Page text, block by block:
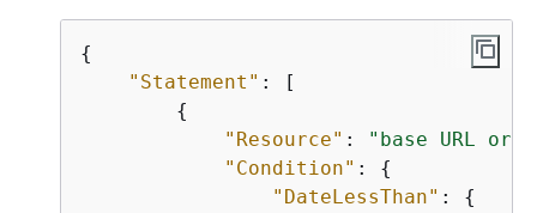
{
"Statement" : [
{
"Resource" :
"base URL or
"Condition" : {
"DateLessThan" : {